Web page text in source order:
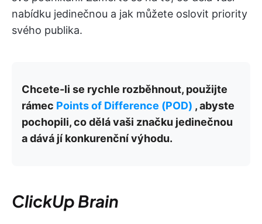
nabídku jedinečnou a jak můžete oslovit priority
svého publika.
Chcete-li se rychle rozběhnout, použijte
rámec Points of Difference (POD) , abyste
pochopili, co dělá vaši značku jedinečnou
a dává jí konkurenční výhodu.
ClickUp Brain